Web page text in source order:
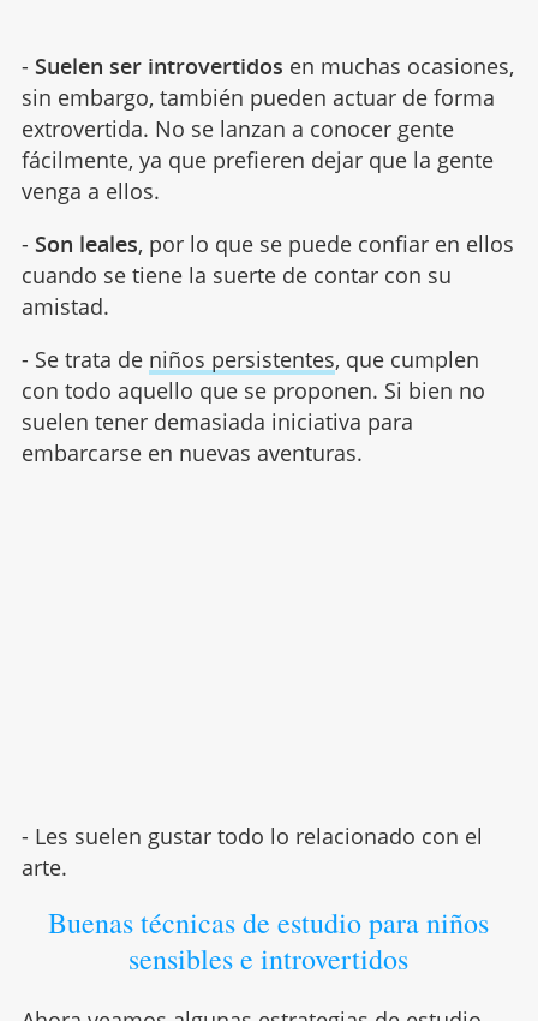
- Suelen ser introvertidos en muchas ocasiones,
sin embargo, también pueden actuar de forma
extrovertida. No se lanzan a conocer gente
fácilmente, ya que prefieren dejar que la gente
venga a ellos.
- Son leales, por lo que se puede confiar en ellos
cuando se tiene la suerte de contar con su
amistad.
- Se trata de niños persistentes, que cumplen
con todo aquello que se proponen. Si bien no
suelen tener demasiada iniciativa para
embarcarse en nuevas aventuras.
- Les suelen gustar todo lo relacionado con el
arte.
Buenas técnicas de estudio para niños
sensibles e introvertidos